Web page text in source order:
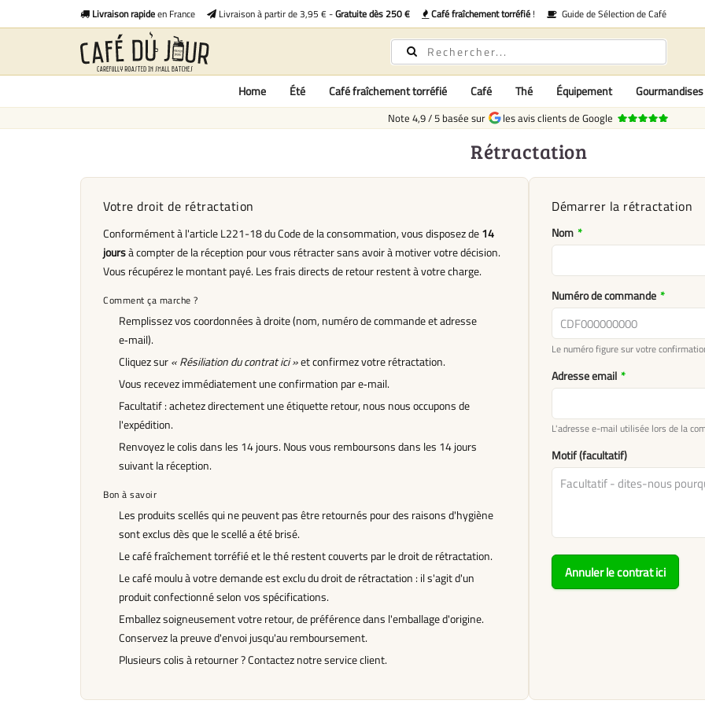
Livraison rapideen France Livraison à partir de 3,95 € -Gratuite dès 250 € Café fraîchement torréfié ! Guide de Sélection de Café
Home Été Café fraîchement torréfié Café Thé Équipement Gourmandises
Note 4,9/5 basée sur les avis clients de Google
Rétractation
Votre droit de rétractation
Conformément à l'article L221-18 du Code de la consommation, vous disposez de14
joursà compter de la réception pour vous rétracter sans avoir à motiver votre décision.
Vous récupérez le montant payé. Les frais directs de retour restent à votre charge.
Comment ça marche ?
Remplissez vos coordonnées à droite (nom, numéro de commande et adresse
e‑mail).
Cliquez sur« Résiliation du contrat ici »et confirmez votre rétractation.
Vous recevez immédiatement une confirmation par e‑mail.
Facultatif : achetez directement une étiquette retour, nous nous occupons de
l'expédition.
Renvoyez le colis dans les 14 jours. Nous vous remboursons dans les 14 jours
suivant la réception.
Bon à savoir
Les produits scellés qui ne peuvent pas être retournés pour des raisons d'hygiène
sont exclus dès que le scellé a été brisé.
Le café fraîchement torréfié et le thé restent couverts par le droit de rétractation.
Le café moulu à votre demande est exclu du droit de rétractation : il s'agit d'un
produit confectionné selon vos spécifications.
Emballez soigneusement votre retour, de préférence dans l'emballage d'origine.
Conservez la preuve d'envoi jusqu'au remboursement.
Plusieurs colis à retourner ? Contactez notre service client.
Démarrer la rétractation
Nom *
Numéro de commande *
Le numéro figure sur votre
Adresse email *
L'adresse e-mail utilisée lors de la
Motif (facultatif)
Annuler le contrat ici